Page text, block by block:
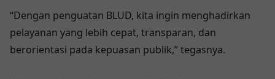
“Dengan penguatan BLUD, kita ingin menghadirkan
pelayanan yang lebih cepat, transparan, dan
berorientasi pada kepuasan publik,” tegasnya.